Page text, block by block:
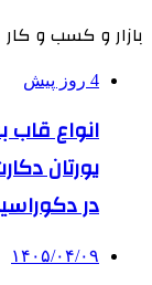
بازار و کسب و کار
4 روز پیش
انواع قاب
یورتان
در
۱۴۰۵/۰۴/۰۹